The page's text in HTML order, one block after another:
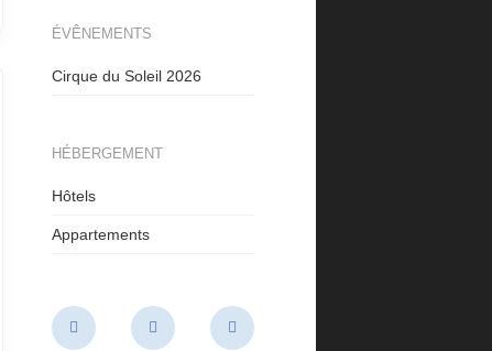
ÉVÊNEMENTS
Cirque du Soleil 2026
HÉBERGEMENT
Hôtels
Appartements